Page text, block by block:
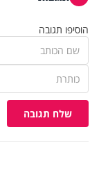
הוסיפו תגובה
שלח תגובה